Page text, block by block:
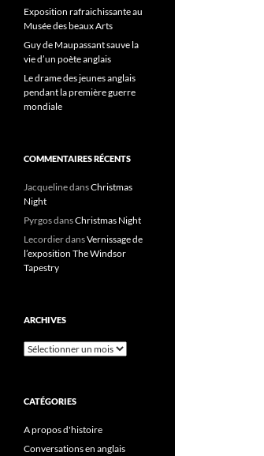
Exposition rafraichissante au
Musée des beaux Arts
Guy de Maupassant sauve la
vie d’un poète anglais
Le drame des jeunes anglais
pendant la première guerre
mondiale
COMMENTAIRES RÉCENTS
JacquelinedansChristmas
Night
PyrgosdansChristmas Night
LecordierdansVernissage de
l’exposition The Windsor
Tapestry
ARCHIVES
Archives
CATÉGORIES
A propos d'histoire
Conversations en anglais